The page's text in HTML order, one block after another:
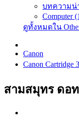
บทความน่
Computer
ดูทั้งหมดใน
Canon
Canon
สามสมุทร ดอ